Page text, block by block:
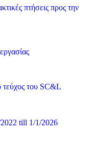
πτήσεις προς την
τεύχος του SC&L